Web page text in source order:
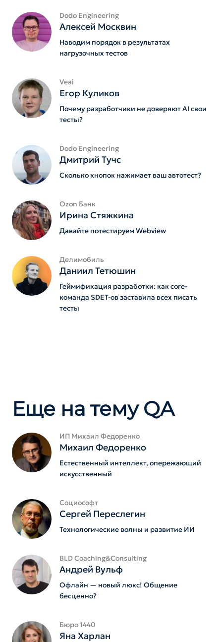
Dodo Engineering
Алексей Москвин
Наводим порядок в результатах
нагрузочных тестов
Veai
Егор Куликов
Почему разработчики не доверяют AI свои
тесты?
Dodo Engineering
Дмитрий Тучс
Сколько кнопок нажимает ваш автотест?
Ozon Банк
Ирина Стяжкина
Давайте потестируем Webview
Делимобиль
Даниил Тетюшин
Геймификация разработки: как core-
команда SDET-ов заставила всех писать
тесты
Еще на тему QA
ИП Михаил Федоренко
Михаил Федоренко
Естественный интеллект, опережающий
искусственный
Социософт
Сергей Переслегин
Технологические волны и развитие ИИ
BLD Coaching&Consulting
Андрей Вульф
Офлайн — новый люкс! Общение
бесценно?
Бюро 1440
Яна Харлан